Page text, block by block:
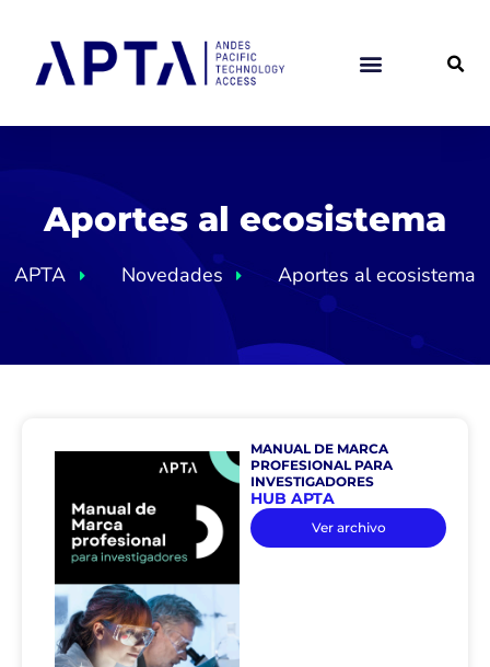
contenido
Aportes al ecosistema
APTA Novedades Aportes al ecosistema
MANUAL DE MARCA
PROFESIONAL PARA
INVESTIGADORES
HUB APTA
Ver archivo